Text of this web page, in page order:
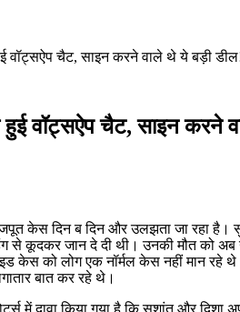
वॉट्सऐप चैट, साइन करने वाले थे ये बड़ी
हुई वॉट्सऐप चैट, साइन करने
केस दिन ब दिन और उलझता जा रहा
से कूदकर जान दे दी थी। उनकी मौत को
केस को लोग एक नॉर्मल केस नहीं मान रहे
बात कर रहे थे।
में दावा किया गया है कि सुशांत और